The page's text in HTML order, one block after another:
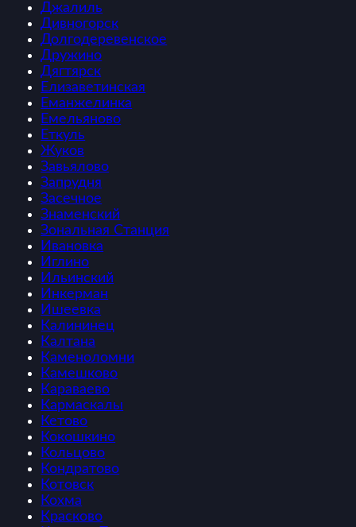
Джалиль
Дивногорск
Долгодеревенское
Дружино
Дягтярск
Елизаветинская
Еманжелинка
Емельяново
Еткуль
Жуков
Завьялово
Запрудня
Засечное
Знаменский
Зональная Станция
Ивановка
Иглино
Ильинский
Инкерман
Ишеевка
Калининец
Калтана
Каменоломни
Камешково
Караваево
Кармаскалы
Кетово
Кокошкино
Кольцово
Кондратово
Котовск
Кохма
Красково